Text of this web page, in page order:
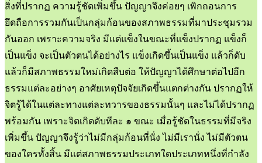
สิ่งที่ปรากฏ ความรู้ชัดเพิ่มขึ้น ปัญญาจึงค่อยๆ เพิกถอนการ
ยึดถือการรวมกันเป็นกลุ่มก้อนของสภาพธรรมที่มาประชุมรวม
กันออก เพราะความจริง มีแต่แข็งในขณะที่แข็งปรากฏ แข็งก็
เป็นแข็ง จะเป็นตัวตนได้อย่างไร แข็งเกิดขึ้นเป็นแข็ง แล้วก็ดับ
แล้วก็มีสภาพธรรมใหม่เกิดสืบต่อ ให้ปัญญาได้ศึกษาต่อไปอีก
ธรรมแต่ละอย่างๆ อาศัยเหตุปัจจัยเกิดขึ้นแตกต่างกัน ปรากฏให้
จิตรู้ได้ในแต่ละทางแต่ละทวารของธรรมนั้นๆ และไม่ได้ปรากฏ
พร้อมกัน เพราะจิตเกิดดับทีละ ๑ ขณะ เมื่อรู้ชัดในธรรมที่มีจริง
เพิ่มขึ้น ปัญญาจึงรู้ว่าไม่มีกลุ่มก้อนที่นั่ง ไม่มีเรานั่ง ไม่มีตัวตน
ของใครทั้งสิ้น มีแต่สภาพธรรมประเภทใดประเภทหนึ่งที่กำลัง